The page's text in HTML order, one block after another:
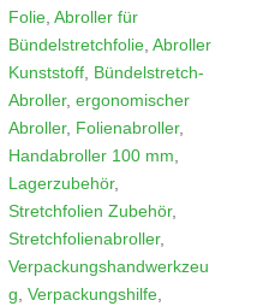
Folie ,Abroller für
Bündelstretchfolie ,Abroller
Kunststoff Bündelstretch-
Abroller,ergonomischer
Abroller, Folienabroller,
Handabroller 100 mm
Lagerzubehör,
Stretchfolien Zubehör,
Stretchfolienabroller,
Verpackungshandwerkzeu
g ,Verpackungshilfe